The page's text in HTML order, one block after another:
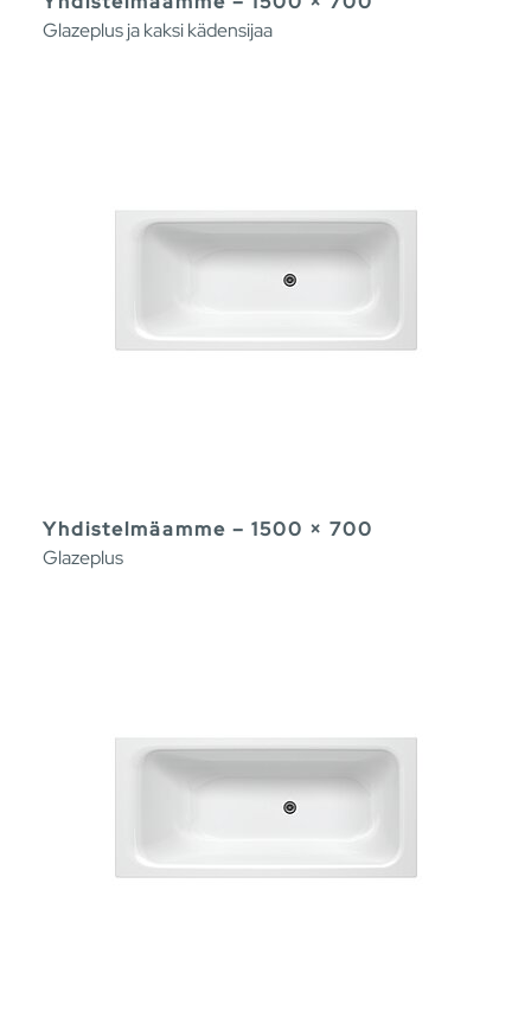
Glazeplus ja kaksi kädensijaa
Yhdistelmäamme – 1500 × 700
Glazeplus